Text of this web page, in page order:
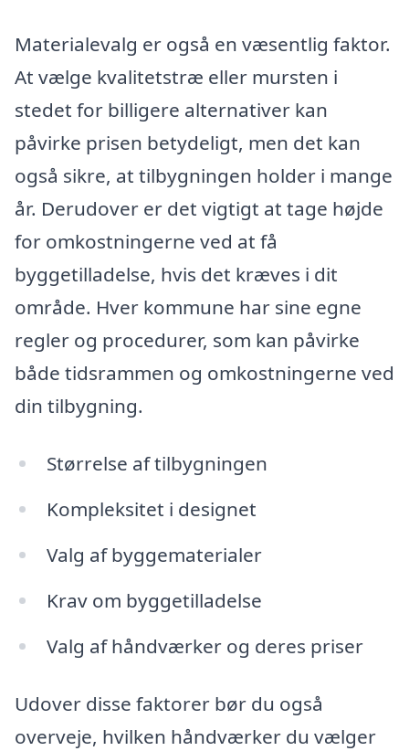
Materialevalg er også en væsentlig faktor.
At vælge kvalitetstræ eller mursten i
stedet for billigere alternativer kan
påvirke prisen betydeligt, men det kan
også sikre, at tilbygningen holder i mange
år. Derudover er det vigtigt at tage højde
for omkostningerne ved at få
byggetilladelse, hvis det kræves i dit
område. Hver kommune har sine egne
regler og procedurer, som kan påvirke
både tidsrammen og omkostningerne ved
din tilbygning.
Størrelse af tilbygningen
Kompleksitet i designet
Valg af byggematerialer
Krav om byggetilladelse
Valg af håndværker og deres priser
Udover disse faktorer bør du også
overveje, hvilken håndværker du vælger